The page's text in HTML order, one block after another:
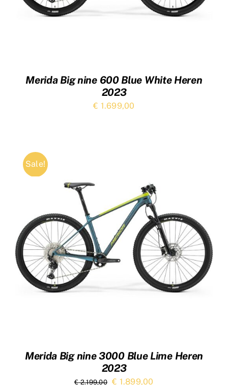
Merida Big nine 600 Blue White Heren
2023
€ 1.699,00
Sale!
Merida Big nine 3000 Blue Lime Heren
2023
€2.199,00 Oorspronkelijke
€ 1.899,00